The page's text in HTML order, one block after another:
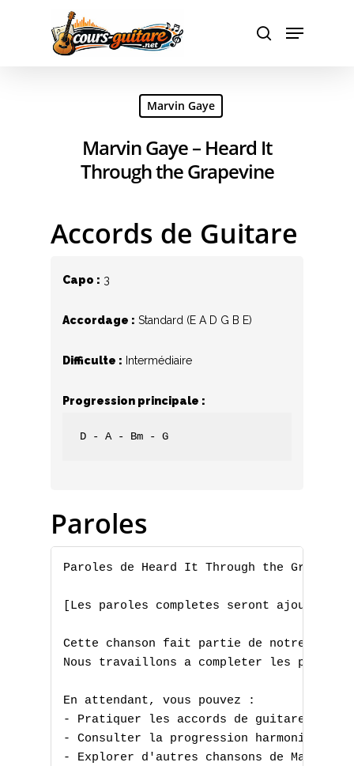
Hit enter to search or ESC to close
Marvin Gaye
Marvin Gaye – Heard It
Through the Grapevine
Accords de Guitare
Capo : 3
Accordage : Standard (E A D G B E)
Difficulte : Intermédiaire
Progression principale :
D - A - Bm - G
Paroles
Paroles de Heard It Through the
[Les paroles completes seront ajoutees
Cette chanson fait partie de notre
Nous travaillons a completer les
En attendant, vous pouvez :
- Pratiquer les accords de guitare
- Consulter la progression harmonique
- Explorer d'autres chansons de Marvin